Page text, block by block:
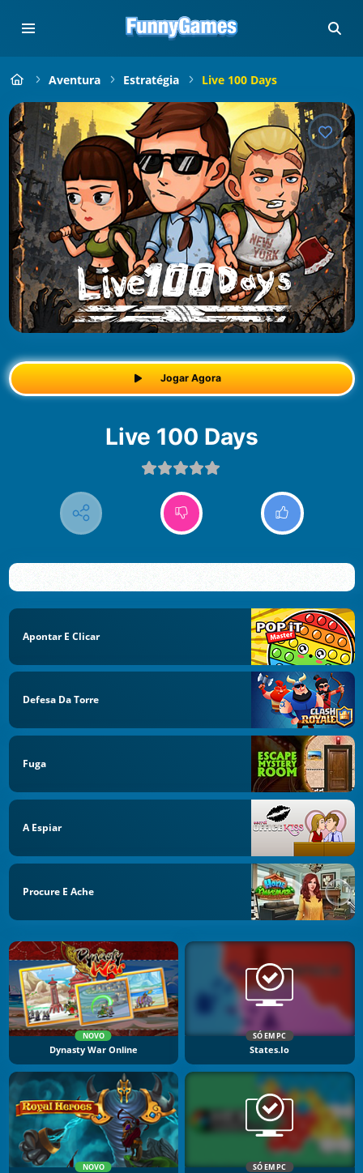
Aventura Estratégia Live 100 Days
Jogar Agora
Live 100 Days
Apontar E Clicar
Defesa Da Torre
Fuga
A Espiar
Procure E Ache
NOVO
Dynasty War Online
SÓ EM PC
States.io
NOVO SÓ EM PC